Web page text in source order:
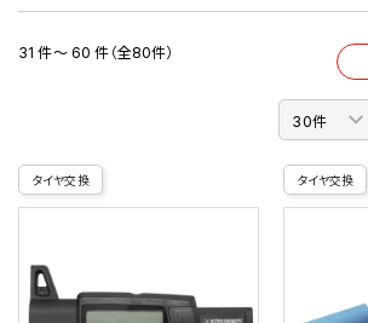
31 件～ 60 件（全80件）
タイヤ交換 タイヤ交換